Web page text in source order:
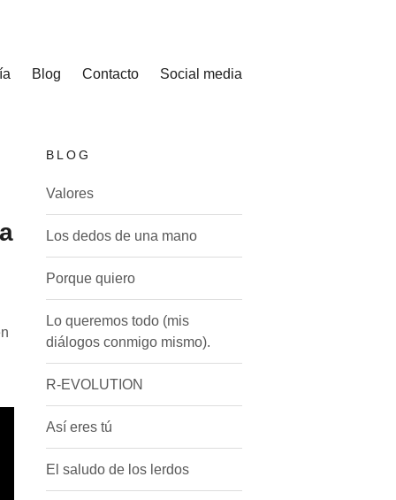
Blog Contacto Social media
BLOG
Valores
Los dedos de una mano
Porque quiero
Lo queremos todo (mis
diálogos conmigo mismo).
R-EVOLUTION
Así eres tú
El saludo de los lerdos